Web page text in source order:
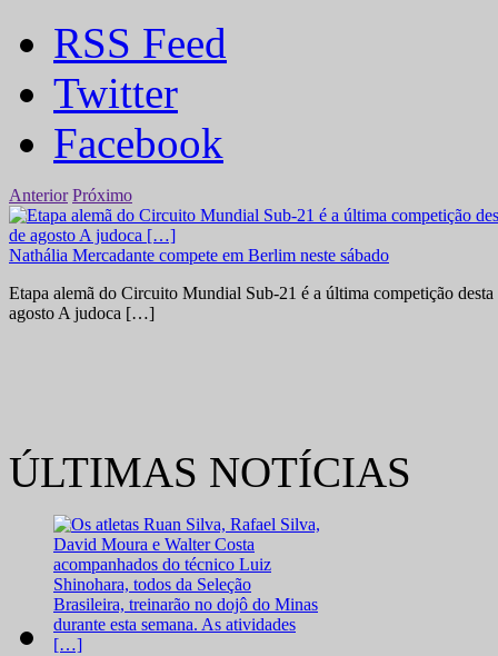
RSS Feed
Twitter
Facebook
Anterior Próximo
Nathália Mercadante compete em Berlim neste sábado
Etapa alemã do Circuito Mundial Sub-21 é a última competição
agosto A judoca […]
ÚLTIMAS NOTÍCIAS